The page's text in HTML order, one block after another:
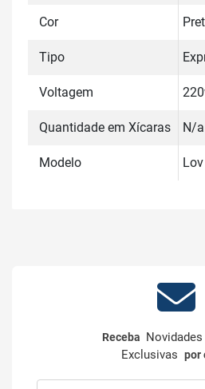
Cor
Tipo
Voltagem
Quantidade em Xícaras N/a
Modelo
Receba
Exclusivaspor